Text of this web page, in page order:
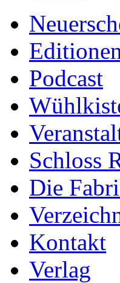
Podcast
Schloss
Die
Kontakt
Verlag